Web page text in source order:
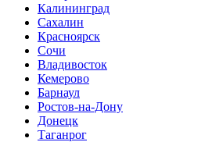
Калининград
Сахалин
Красноярск
Сочи
Владивосток
Кемерово
Барнаул
Ростов-на-Дону
Донецк
Таганрог